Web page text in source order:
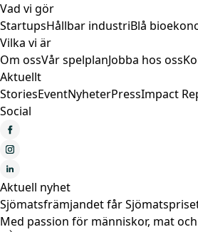
Vad vi gör
StartupsHållbar industriBlå
Vilka vi är
Om ossVår spelplanJobba hos oss
Aktuellt
StoriesEventNyheterPressImpact
Social
Aktuell nyhet
Sjömatsfrämjandet får
Med passion för människor, mat